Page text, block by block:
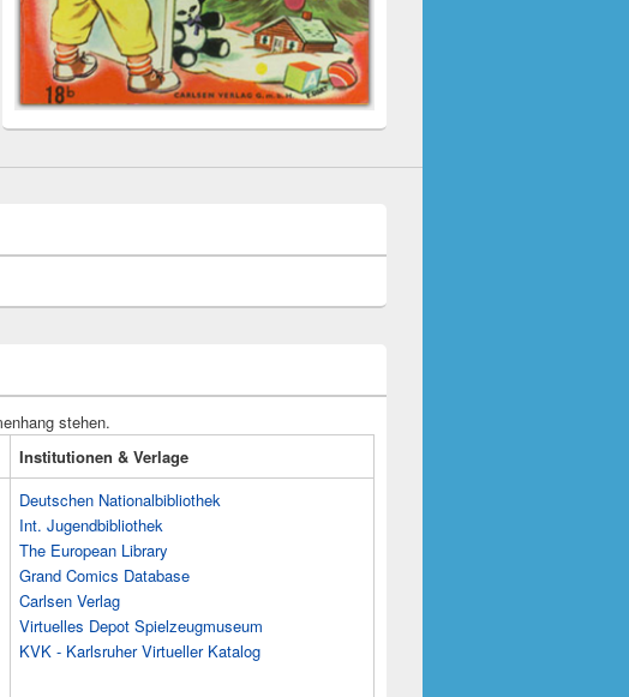
stehen.
Institutionen & Verlage
Deutschen Nationalbibliothek
Int. Jugendbibliothek
The European Library
Grand Comics Database
Carlsen Verlag
Virtuelles Depot Spielzeugmuseum
KVK - Karlsruher Virtueller Katalog